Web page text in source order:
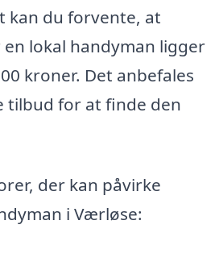
kan du forvente, at
lokal handyman ligger
kroner. Det anbefales
tilbud for at finde den
der kan påvirke
i Værløse: